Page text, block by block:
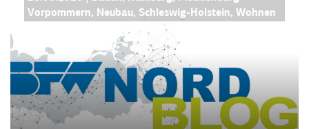
Vorpommern, Neubau, Schleswig-Holstein, Wohnen